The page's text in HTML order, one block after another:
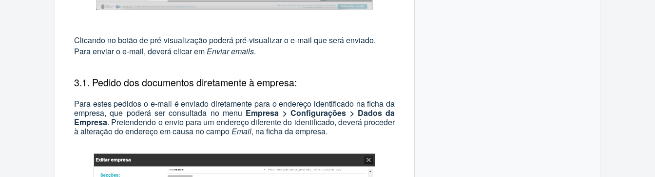
Clicando no botão de pré-visualização poderá pré-visualizar o e-mail que será enviado.
Para enviar o e-mail, deverá clicar emEnviar emails.
3.1. Pedido dos documentos diretamente à empresa:
Para estes pedidos o e-mail é enviado diretamente para o endereço identificado na ficha da
empresa, que poderá ser consultada no menu Empresa > Configurações > Dados da
Empresa. Pretendendo o envio para um endereço diferente do identificado, deverá proceder
à alteração do endereço em causa no campoEmail, na ficha da empresa.